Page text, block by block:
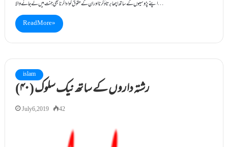
اپنے پڑوسیوں کے ساتھ اچھا برتا ؤکرنا اور ان کے حقوق کو ادا کرنا بھی جنت میں لے جانے والا…
Read More »
islam
(۴۰) رشتہ داروں کے ساتھ نیک سلوک
July 6, 2019 42